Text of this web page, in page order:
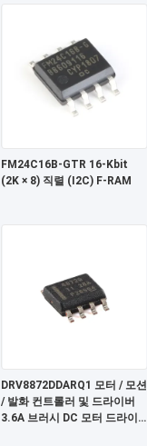
FM24C16B-GTR 16-Kbit
(2K × 8) 직렬 (I2C) F-RAM
DRV8872DDARQ1 모터 / 모션
/ 발화 컨트롤러 및 드라이버
3.6A 브러시 DC 모터 드라이